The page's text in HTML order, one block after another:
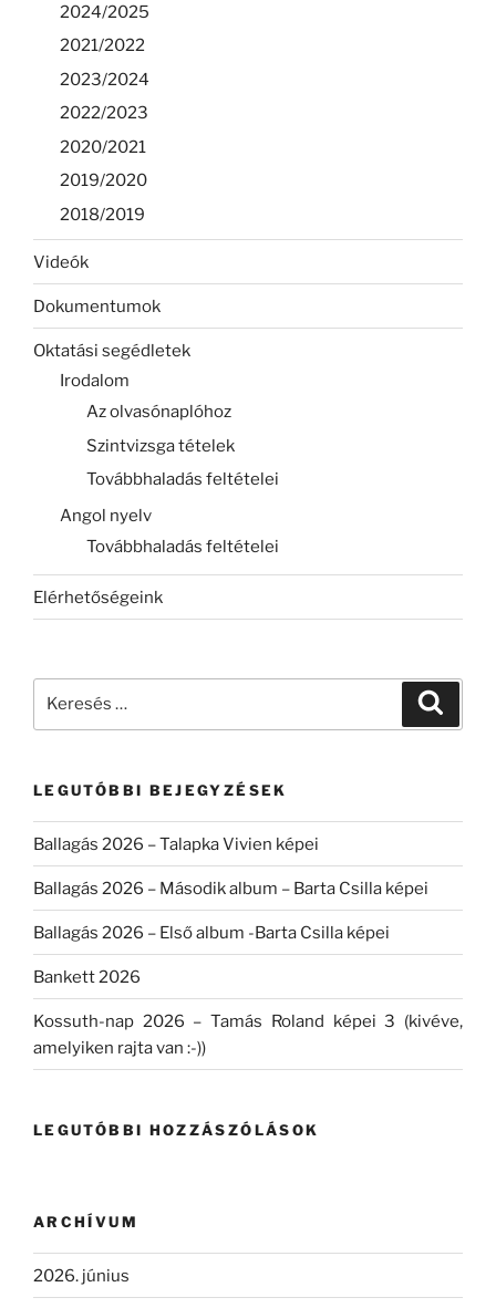
2024/2025
2021/2022
2023/2024
2022/2023
2020/2021
2019/2020
2018/2019
Videók
Dokumentumok
Oktatási segédletek
Irodalom
Az olvasónaplóhoz
Szintvizsga tételek
Továbbhaladás feltételei
Angol nyelv
Továbbhaladás feltételei
Elérhetőségeink
LEGUTÓBBI BEJEGYZÉSEK
Ballagás 2026 – Talapka Vivien képei
Ballagás 2026 – Második album – Barta Csilla képei
Ballagás 2026 – Első album -Barta Csilla képei
Bankett 2026
Kossuth-nap 2026 – Tamás Roland képei 3 (kivéve,
amelyiken rajta van :-))
LEGUTÓBBI HOZZÁSZÓLÁSOK
ARCHÍVUM
2026. június